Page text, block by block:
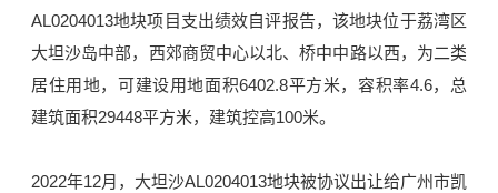
AL0204013地块项目支出绩效自评报告，该地块位于荔湾区
大坦沙岛中部，西郊商贸中心以北、桥中中路以西，为二类
居住用地，可建设用地面积6402.8平方米，容积率4.6，总
建筑面积29448平方米，建筑控高100米。
2022年12月，大坦沙AL0204013地块被协议出让给广州市凯